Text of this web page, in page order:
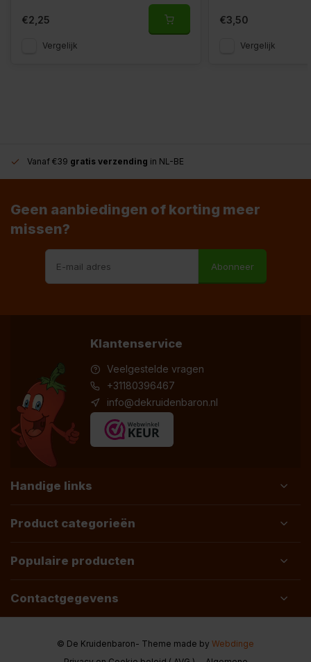
€2,25
Vergelijk
€3,50
Vergelijk
Vanaf €39 gratis verzending in NL-BE
Geen aanbiedingen of korting meer
missen?
Abonneer
Klantenservice
Veelgestelde vragen
+31180396467
info@dekruidenbaron.nl
Handige links
Product categorieën
Populaire producten
Contactgegevens
© De Kruidenbaron- Theme made by Webdinge